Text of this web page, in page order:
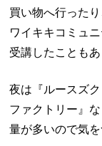
買い物へ行った
ワイキキコミュ
受講したこともあ
夜は『ルースズ
ファクトリー』な
量が多いので気